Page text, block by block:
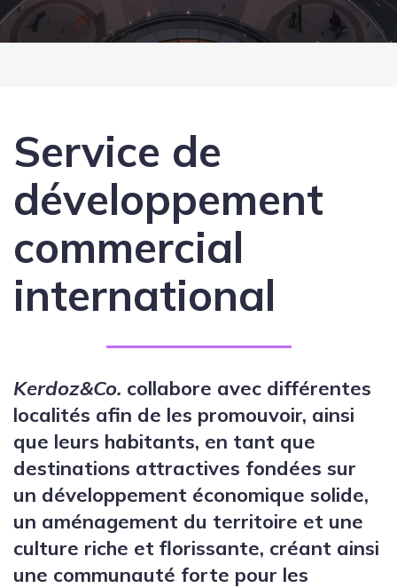
Service de
développement
commercial
international
Kerdoz&Co. collabore avec différentes
localités afin de les promouvoir, ainsi
que leurs habitants, en tant que
destinations attractives fondées sur
un développement économique solide,
un aménagement du territoire et une
culture riche et florissante, créant ainsi
une communauté forte pour les